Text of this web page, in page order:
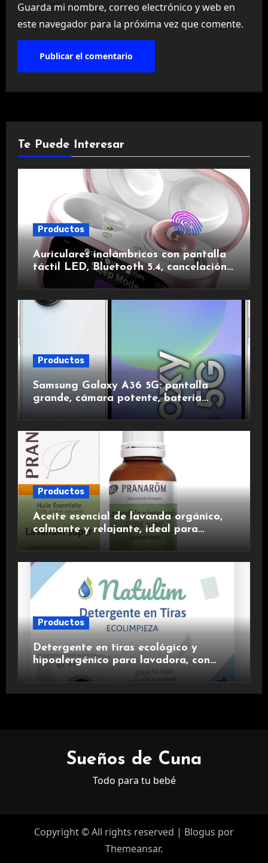
Guarda mi nombre, correo electrónico y web en
este navegador para la próxima vez que comente.
Te Puede Interesar
Productos
Auriculares inalámbricos con pantalla
táctil LED, Bluetooth 5.4, cancelación
de ruido, impermeables y de larga
duración.
Productos
Samsung Galaxy A36 5G: pantalla
grande, cámara potente, batería
duradera y carga rápida para una
experiencia premium.
Productos
Aceite esencial de lavanda orgánico,
calmante y relajante, ideal para
Productos
Detergente en tiras ecológico y
hipoalergénico para lavadora, con
suavizante incluido y fragancia de
Sueños de Cuna
Todo para tu bebé
Copyright © All rights reserved | Blogus por
Themeansar.